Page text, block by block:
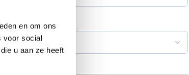
en om ons
voor social
u aan ze heeft